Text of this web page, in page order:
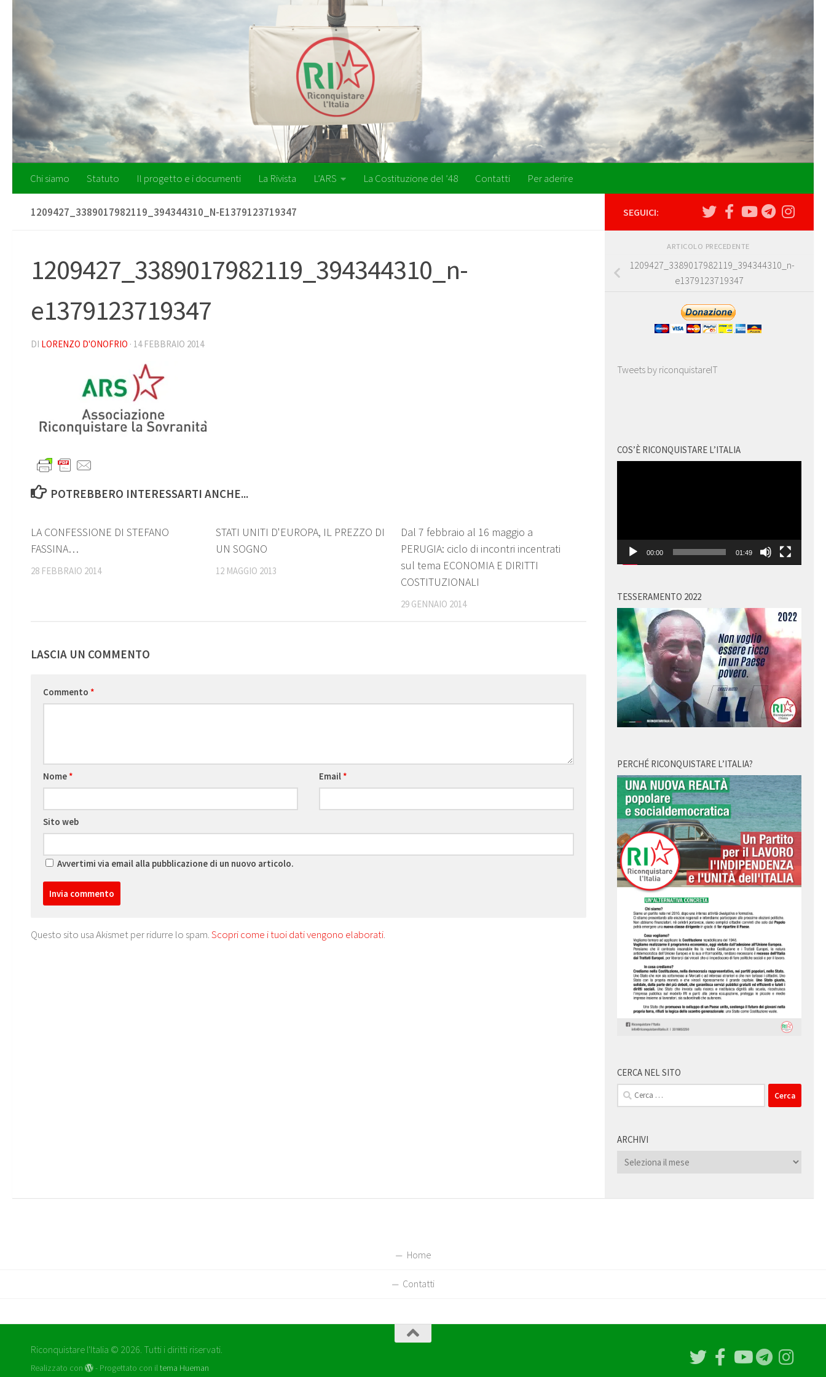
Salta al contenuto
Chi siamo Statuto Il progetto e i documenti La Rivista L’ARS La Costituzione del ’48 Contatti Per aderire
1209427_3389017982119_394344310_N-E1379123719347
1209427_3389017982119_394344310_n-
e1379123719347
DI LORENZO D'ONOFRIO · 14 FEBBRAIO 2014
POTREBBERO INTERESSARTI ANCHE...
LA CONFESSIONE DI STEFANO
FASSINA…
28 FEBBRAIO 2014
STATI UNITI D'EUROPA, IL PREZZO DI
UN SOGNO
12 MAGGIO 2013
Dal 7 febbraio al 16 maggio a
PERUGIA: ciclo di incontri incentrati
sul tema ECONOMIA E DIRITTI
COSTITUZIONALI
29 GENNAIO 2014
LASCIA UN COMMENTO
Commento *
Nome* Email*
Sito web
Avvertimi via email alla pubblicazione di un nuovo articolo.
Questo sito usa Akismet per ridurre lo spam.Scopri come i tuoi dati vengono elaborati.
SEGUICI:
ARTICOLO PRECEDENTE
1209427_3389017982119_394344310_n-
e1379123719347
Tweets by riconquistareIT
COS’È RICONQUISTARE L’ITALIA
00:00 01:49
TESSERAMENTO 2022
PERCHÉ RICONQUISTARE L’ITALIA?
CERCA NEL SITO
Ricerca
per:
ARCHIVI
Archivi
Home
Contatti
Riconquistare l'Italia © 2026. Tutti i diritti riservati.
Realizzato con - Progettato con iltema Hueman